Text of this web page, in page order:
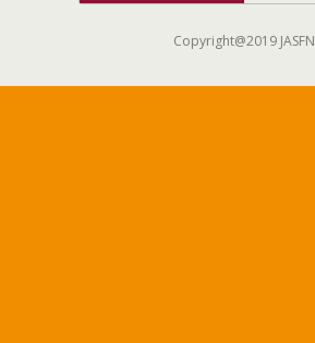
Copyright@2019 JASFN